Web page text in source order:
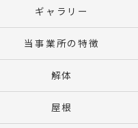
ギャラリー
当事業所の特徴
解体
屋根